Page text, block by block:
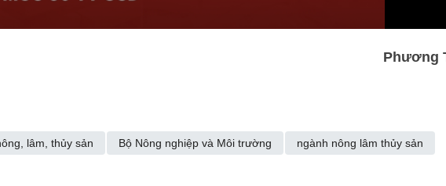
Phương
lâm, thủy sản Bộ Nông nghiệp và Môi trường ngành nông lâm thủy sản